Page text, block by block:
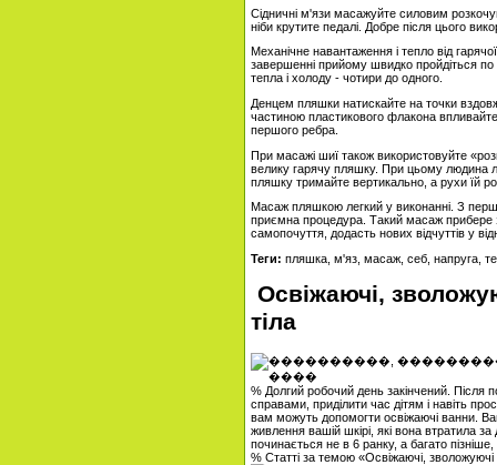
Сідничні м'язи масажуйте силовим
ніби крутите педалі. Добре після цього
Механічне навантаження і тепло від
завершенні прийому швидко пройдіться
тепла і холоду - чотири до одного.
Денцем пляшки натискайте на точки
частиною пластикового флакона
першого ребра.
При масажі шиї також використовуйте
велику гарячу пляшку. При цьому людина
пляшку тримайте вертикально, а рухи їй
Масаж пляшкою легкий у виконанні. З
приємна процедура. Такий масаж прибере
самопочуття, додасть нових відчуттів у
Теги: пляшка, м'яз, масаж, себ, напруга,
Освіжаючі,
тіла
% Долгий робочий день закінчений.
справами, приділити час дітям і навіть
вам можуть допомогти освіжаючі ванни.
живлення вашій шкірі, які вона втратила
починається не в 6 ранку, а багато
% Статті за темою «Освіжаючі, зволожуючі